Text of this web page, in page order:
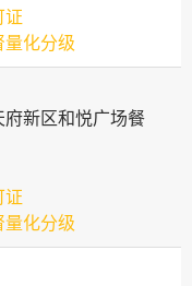
证
化分级
新区和悦广场餐
证
化分级